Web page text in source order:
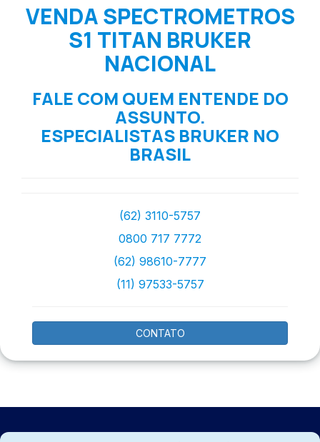
VENDA SPECTROMETROS
S1 TITAN BRUKER
NACIONAL
FALE COM QUEM ENTENDE DO
ASSUNTO.
ESPECIALISTAS BRUKER NO
BRASIL
(62) 3110-5757
0800 717 7772
(62) 98610-7777
(11) 97533-5757
CONTATO